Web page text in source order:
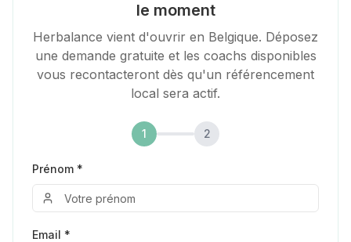
le moment
Herbalance vient d'ouvrir en Belgique. Déposez
une demande gratuite et les coachs disponibles
vous recontacteront dès qu'un référencement
local sera actif.
1 2
Prénom *
Email *